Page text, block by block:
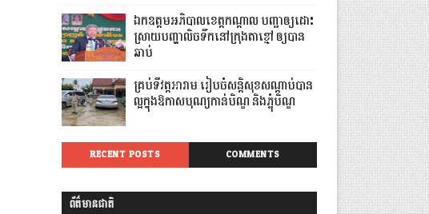
ឯកឧត្តមអភិបាលខេត្តកណ្ដាល បញ្ជាឲ្យដោះ
ស្រាយបញ្ហាលិចទឹកនៅក្រុងតាខ្មៅ ឲ្យបាន
ឆាប់
គ្រប់ទីវត្តអារាម រៀបចំសន្តិសុខសណ្តាប់បាន
ល្អក្នុងឱកាសបុណ្យកាន់បិណ្ឌ និងភ្ជុំបិណ្ឌ
RECENT POSTS COMMENTS
ព័ត៌មានជាតិ